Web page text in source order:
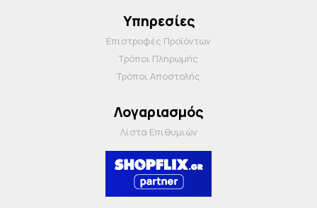
Υπηρεσίες
Επιστροφές Προϊόντων
Τρόποι Πληρωμής
Τρόποι Αποστολής
Λογαριασμός
Λίστα Επιθυμιών